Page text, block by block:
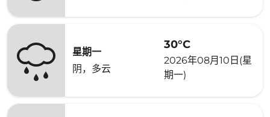
星期一
阴，多云
30°C
2026年08月10日(星
期一)